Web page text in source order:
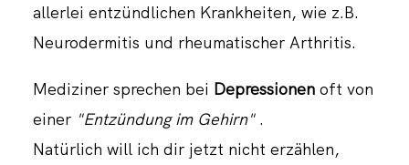
allerlei entzündlichen Krankheiten, wie z.B.
Neurodermitis und rheumatischer Arthritis.
Mediziner sprechen bei Depressionen oft von
einer "Entzündung im Gehirn".
Natürlich will ich dir jetzt nicht erzählen,